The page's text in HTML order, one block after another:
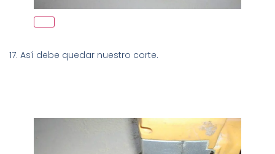
17. Así debe quedar nuestro corte.